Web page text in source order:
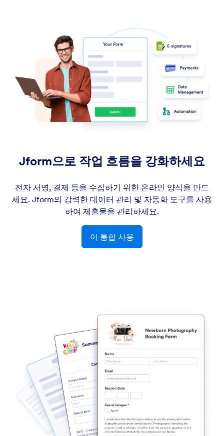
Jform으로 작업 흐름을 강화하세요
전자 서명, 결제 등을 수집하기 위한 온라인 양식을 만드
세요. Jform의 강력한 데이터 관리 및 자동화 도구를 사용
하여 제출물을 관리하세요.
이 통합 사용